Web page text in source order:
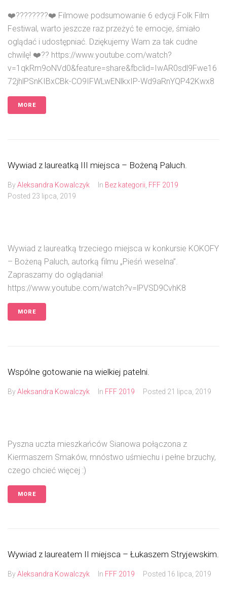
❤️????????❤️ Filmowe podsumowanie 6 edycji Folk Film
Festiwal, warto jeszcze raz przeżyć te emocje, śmiało
oglądać i udostępniać. Dziękujemy Wam za tak cudne
chwilę! ❤️?? https://www.youtube.com/watch?
v=1qkRm9oNVd0&feature=share&fbclid=IwAR0sdl9Fwe16
72jhlPSnKIBxCBk-CO9IFWLwENlkxIP-Wd9aRnYQP42Kwx8
MORE
Wywiad z laureatką III miejsca – Bożeną Paluch.
ByAleksandra Kowalczyk In Bez kategorii FFF 2019
Posted 23 lipca, 2019
Wywiad z laureatką trzeciego miejsca w konkursie KOKOFY
– Bożeną Paluch, autorką filmu „Pieśń weselna”.
Zapraszamy do oglądania!
https://www.youtube.com/watch?v=lPVSD9CvhK8
MORE
Wspólne gotowanie na wielkiej patelni.
ByAleksandra Kowalczyk In FFF 2019 Posted 21 lipca, 2019
Pyszna uczta mieszkańców Sianowa połączona z
Kiermaszem Smaków, mnóstwo uśmiechu i pełne brzuchy,
czego chcieć więcej :)
MORE
Wywiad z laureatem II miejsca – Łukaszem Stryjewskim.
ByAleksandra Kowalczyk In FFF 2019 Posted 16 lipca, 2019